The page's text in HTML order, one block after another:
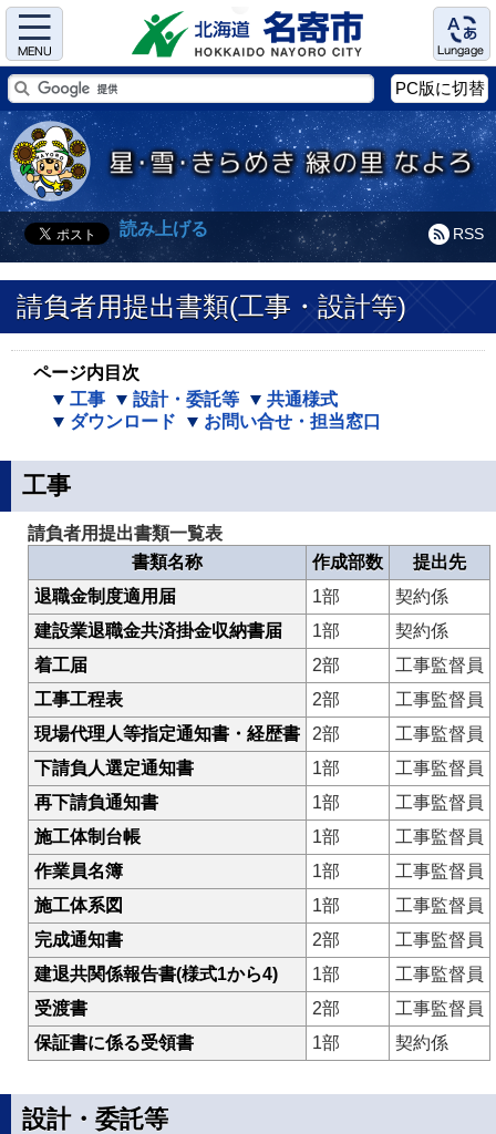
Menu Language
PC版に切替
RSS
読み上げる
請負者用提出書類(工事・設計等)
ページ内目次
工事
設計・委託等
共通様式
ダウンロード
お問い合せ・担当窓口
工事
請負者用提出書類一覧表
書類名称
作成部数
提出先
退職金制度適用届
1部
契約係
建設業退職金共済掛金収納書届
1部
契約係
着工届
2部
工事監督員
工事工程表
2部
工事監督員
現場代理人等指定通知書・経歴書
2部
工事監督員
下請負人選定通知書
1部
工事監督員
再下請負通知書
1部
工事監督員
施工体制台帳
1部
工事監督員
作業員名簿
1部
工事監督員
施工体系図
1部
工事監督員
完成通知書
2部
工事監督員
建退共関係報告書(様式1から4)
1部
工事監督員
受渡書
2部
工事監督員
保証書に係る受領書
1部 契約係
設計・委託等